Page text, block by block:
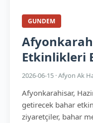
GUNDEM
Etkinlikleri
2026-06-15 · Afyon Ak
Afyonkarahisar,
getirecek bahar
ziyaretçiler, bahar